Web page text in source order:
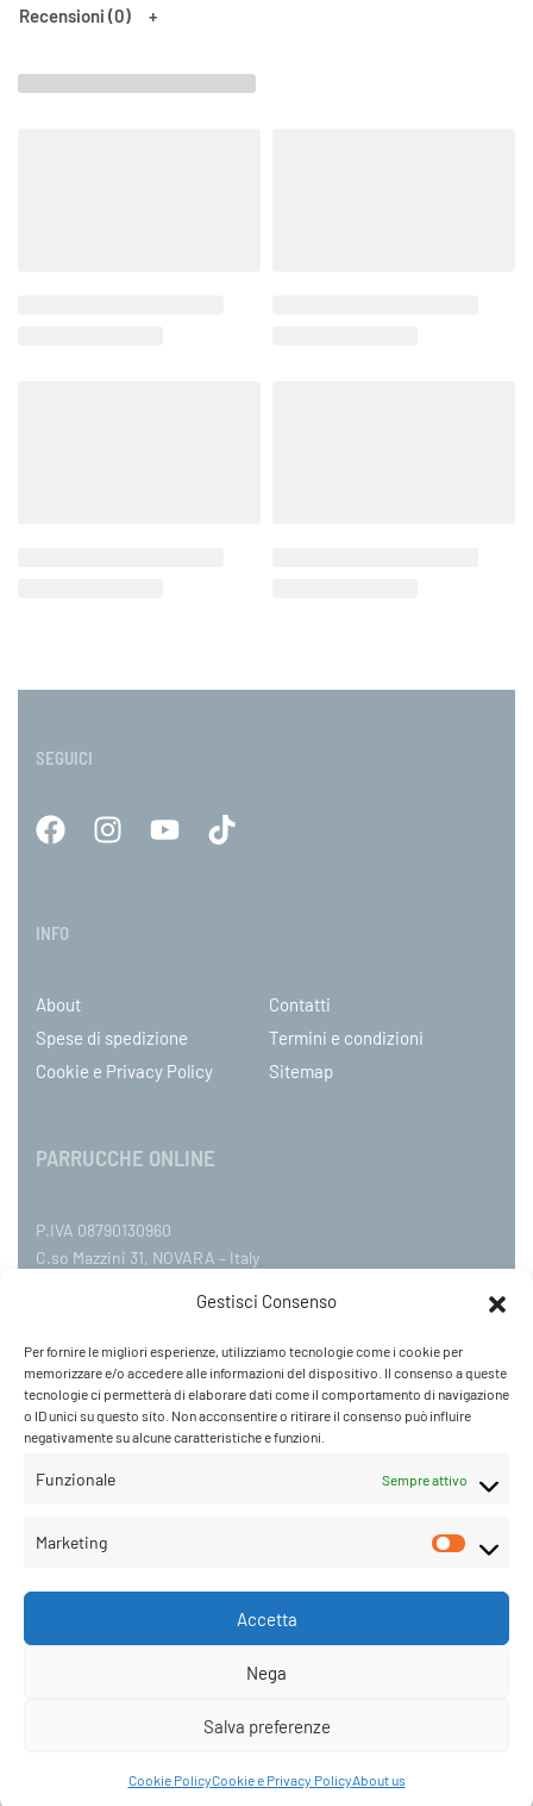
Gestisci Consenso
Per fornire le migliori esperienze, utilizziamo tecnologie come i cookie per
memorizzare e/o accedere alle informazioni del dispositivo. Il consenso a queste
tecnologie ci permetterà di elaborare dati come il comportamento di navigazione
o ID unici su questo sito. Non acconsentire o ritirare il consenso può influire
negativamente su alcune caratteristiche e funzioni.
Funzionale Sempre attivo
Marketing
Accetta
Nega
Salva preferenze
Cookie PolicyCookie e Privacy PolicyAbout us
Recensioni (0)
SEGUICI
INFO
About
Contatti
Spese di spedizione
Termini e condizioni
Cookie e Privacy Policy
Sitemap
PARRUCCHE ONLINE
P.IVA 08790130960
C.so Mazzini 31, NOVARA – Italy
WhatsApp: +39 342 9218104
PEC –farcaphair@legalmail.it
Orari Negozio:Lunedì / Venerdì 09:00–12:30 /
14:30–19:00
Sabato 09:00-18:00